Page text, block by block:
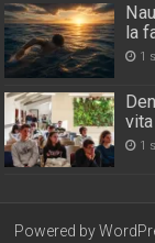
la
1
vita
1
Powered by